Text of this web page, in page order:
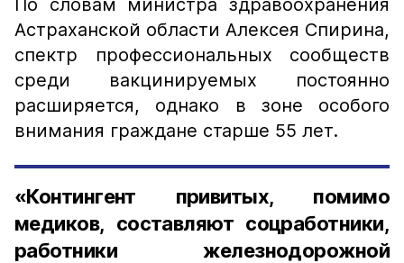
По словам министра здравоохранения
Астраханской области Алексея Спирина,
спектр профессиональных сообществ
среди вакцинируемых постоянно
расширяется, однако в зоне особого
внимания граждане старше 55 лет.
«Контингент привитых, помимо
медиков, составляют соцработники,
работники железнодорожной